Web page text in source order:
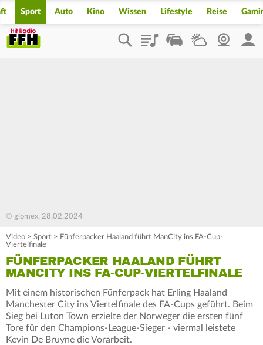
Sport Auto Kino Wissen Lifestyle Reise
PlaylistStaupilotWetterWebcam
© glomex, 28.02.2024
Video > Sport > Fünferpacker Haaland führt ManCity ins FA-Cup-
Viertelfinale
FÜNFERPACKER HAALAND FÜHRT
MANCITY INS FA-CUP-VIERTELFINALE
Mit einem historischen Fünferpack hat Erling Haaland
Manchester City ins Viertelfinale des FA-Cups geführt. Beim
Sieg bei Luton Town erzielte der Norweger die ersten fünf
Tore für den Champions-League-Sieger - viermal leistete
Kevin De Bruyne die Vorarbeit.